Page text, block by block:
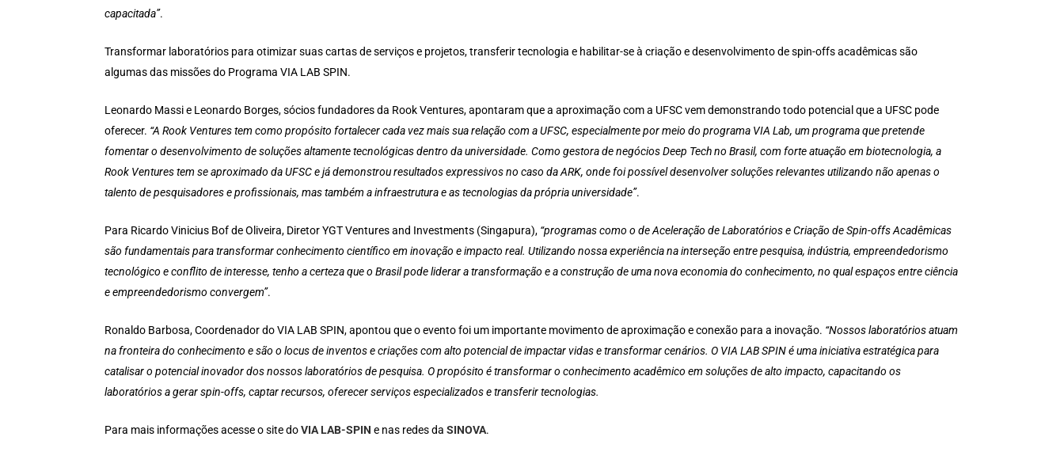
capacitada”.
Transformar laboratórios para otimizar suas cartas de serviços e projetos, transferir tecnologia e habilitar-se à criação e desenvolvimento de spin-offs acadêmicas são
algumas das missões do Programa VIA LAB SPIN.
Leonardo Massi e Leonardo Borges, sócios fundadores da Rook Ventures, apontaram que a aproximação com a UFSC vem demonstrando todo potencial que a UFSC pode
oferecer. “A Rook Ventures tem como propósito fortalecer cada vez mais sua relação com a UFSC, especialmente por meio do programa VIA Lab, um programa que pretende
fomentar o desenvolvimento de soluções altamente tecnológicas dentro da universidade. Como gestora de negócios Deep Tech no Brasil, com forte atuação em biotecnologia, a
Rook Ventures tem se aproximado da UFSC e já demonstrou resultados expressivos no caso da ARK, onde foi possível desenvolver soluções relevantes utilizando não apenas o
talento de pesquisadores e profissionais, mas também a infraestrutura e as tecnologias da própria universidade”.
Para Ricardo Vinicius Bof de Oliveira, Diretor YGT Ventures and Investments (Singapura), “programas como o de Aceleração de Laboratórios e Criação de Spin-offs Acadêmicas
são fundamentais para transformar conhecimento científico em inovação e impacto real. Utilizando nossa experiência na interseção entre pesquisa, indústria, empreendedorismo
tecnológico e conflito de interesse, tenho a certeza que o Brasil pode liderar a transformação e a construção de uma nova economia do conhecimento, no qual espaços entre ciência
e empreendedorismo convergem”.
Ronaldo Barbosa, Coordenador do VIA LAB SPIN, apontou que o evento foi um importante movimento de aproximação e conexão para a inovação. “Nossos laboratórios atuam
na fronteira do conhecimento e são o locus de inventos e criações com alto potencial de impactar vidas e transformar cenários. O VIA LAB SPIN é uma iniciativa estratégica para
catalisar o potencial inovador dos nossos laboratórios de pesquisa. O propósito é transformar o conhecimento acadêmico em soluções de alto impacto, capacitando os
laboratórios a gerar spin-offs, captar recursos, oferecer serviços especializados e transferir tecnologias.
Para mais informações acesse o site doVIA LAB-SPIN e nas redes da SINOVA.